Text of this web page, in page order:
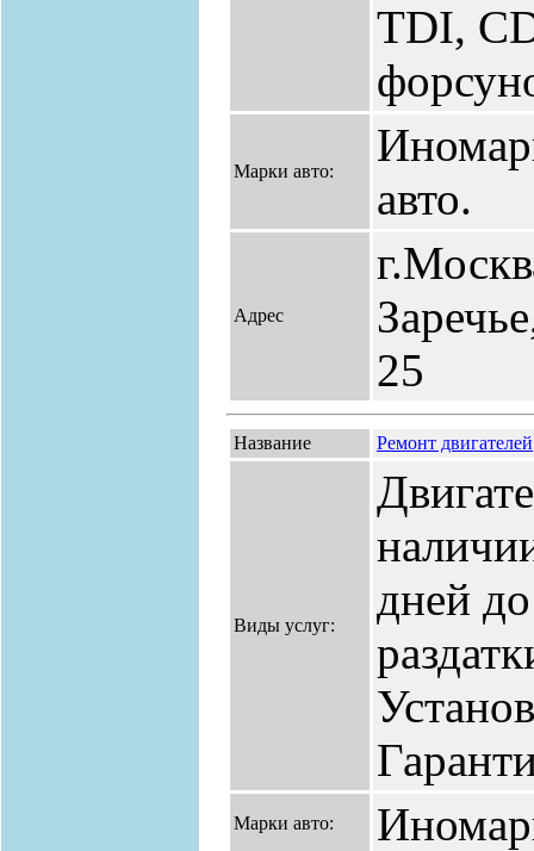
TDI,
Марки авто:
авто.
Адрес
25
Название Ремонт двигателей
Виды услуг:
дней
Марки авто: